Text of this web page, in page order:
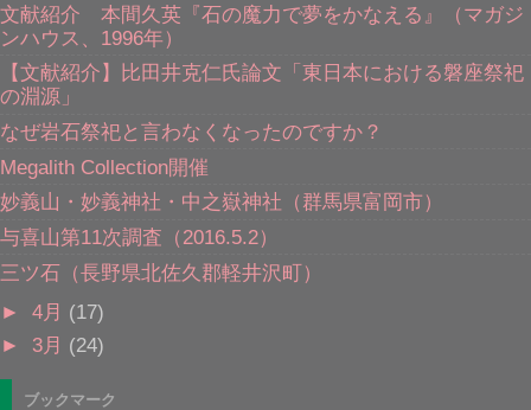
文献紹介 本間久英『石の魔力で夢をかなえる』（マガジ
ンハウス、1996年）
【文献紹介】比田井克仁氏論文「東日本における磐座祭祀
の淵源」
なぜ岩石祭祀と言わなくなったのですか？
Megalith Collection開催
妙義山・妙義神社・中之嶽神社（群馬県富岡市）
与喜山第11次調査（2016.5.2）
三ツ石（長野県北佐久郡軽井沢町）
► 4月 (17)
► 3月 (24)
ブックマーク